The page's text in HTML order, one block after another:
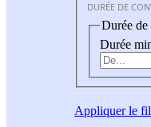
DURÉE DE
Durée de
Durée
Appliquerle